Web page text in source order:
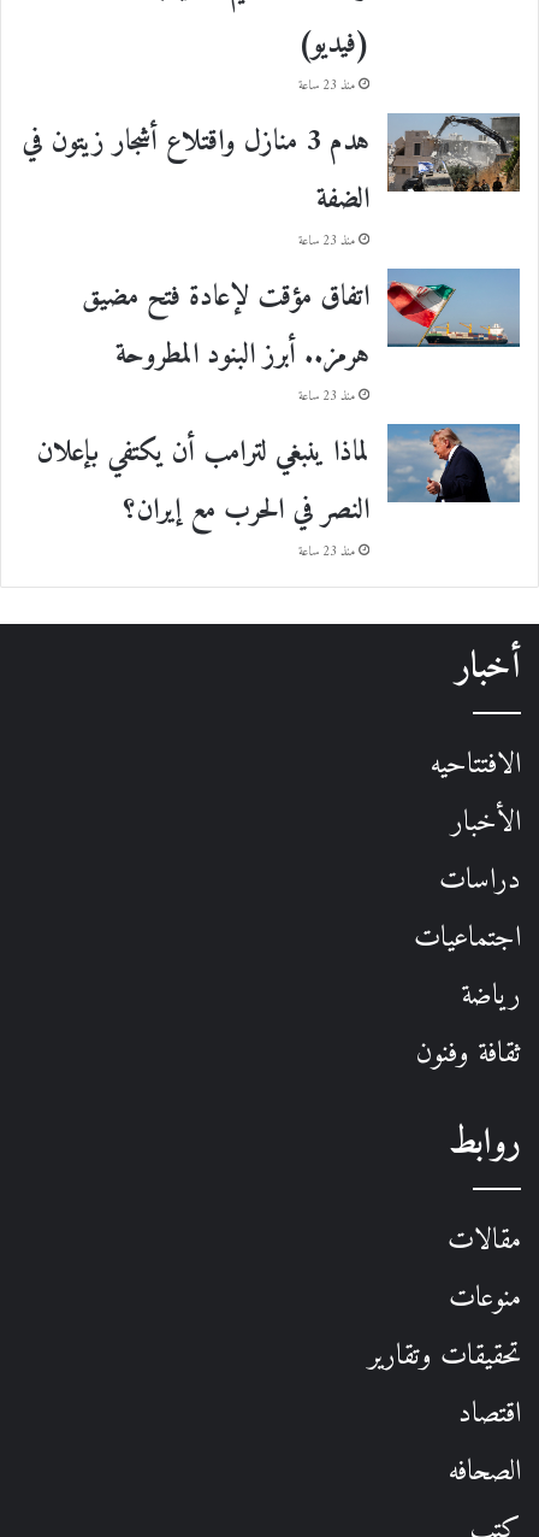
(فيديو)
منذ 23 ساعة
هدم 3 منازل واقتلاع أشجار زيتون في
الضفة
منذ 23 ساعة
اتفاق مؤقت لإعادة فتح مضيق
هرمز.. أبرز البنود المطروحة
منذ 23 ساعة
لماذا ينبغي لترامب أن يكتفي بإعلان
النصر في الحرب مع إيران؟
منذ 23 ساعة
أخبار
الافتتاحيه
الأخبار
دراسات
اجتماعيات
رياضة
ثقافة وفنون
روابط
مقالات
منوعات
تحقيقات وتقارير
اقتصاد
الصحافه